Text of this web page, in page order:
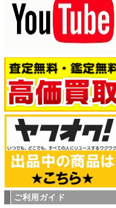
ご利用ガイド